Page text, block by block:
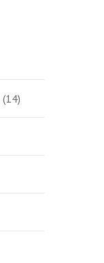
(14)